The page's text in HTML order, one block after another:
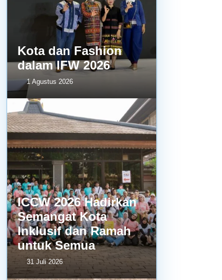
Kota dan Fashion
dalam IFW 2026
1 Agustus 2026
ICCW 2026 Hadirkan
Semangat Kota
Inklusif dan Ramah
untuk Semua
31 Juli 2026